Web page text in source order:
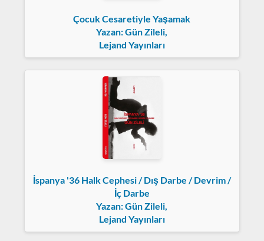
Çocuk Cesaretiyle Yaşamak
Yazan: Gün Zileli,
Lejand Yayınları
İspanya '36 Halk Cephesi / Dış Darbe / Devrim /
İç Darbe
Yazan: Gün Zileli,
Lejand Yayınları